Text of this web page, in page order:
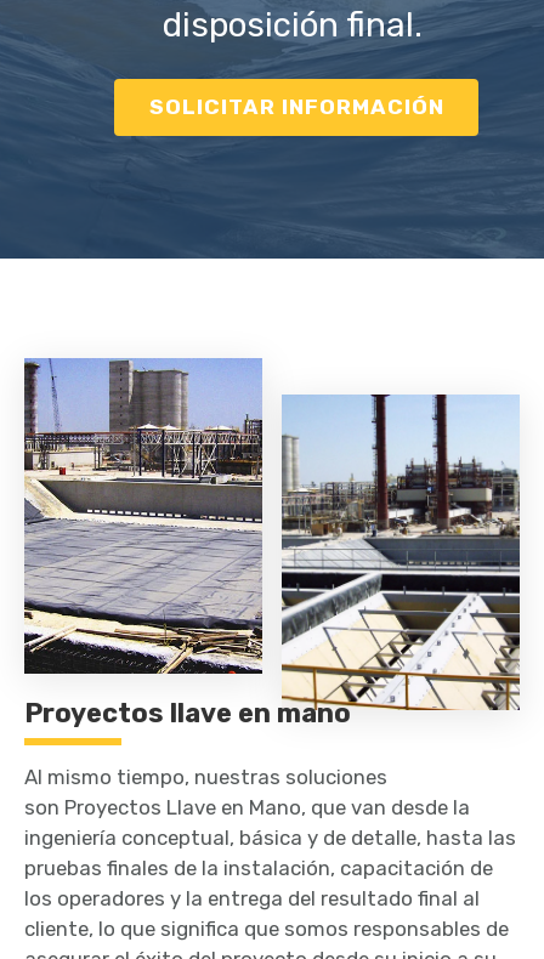
disposición final.
SOLICITAR INFORMACIÓN
Proyectos llave en mano
Al mismo tiempo, nuestras soluciones
son Proyectos Llave en Mano, que van desde la
ingeniería conceptual, básica y de detalle, hasta las
pruebas finales de la instalación, capacitación de
los operadores y la entrega del resultado final al
cliente, lo que significa que somos responsables de